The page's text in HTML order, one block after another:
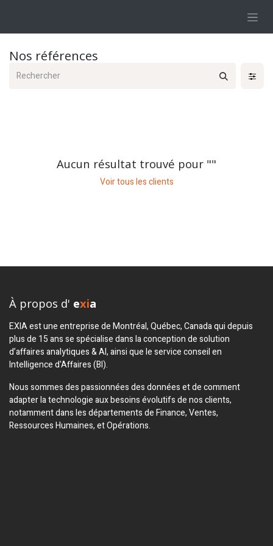
Nos références
Aucun résultat trouvé pour ""
Voir tous les clients
À propos d' exia
EXIA est une entreprise de Montréal, Québec, Canada qui depuis
plus de 15 ans se spécialise dans la conception de solution
d’affaires analytiques & AI, ainsi que le service conseil en
Intelligence d'Affaires (BI).
Nous sommes des passionnées des données et de comment
adapter la technologie aux besoins évolutifs de nos clients,
notamment dans les départements de Finance, Ventes,
Ressources Humaines, et Opérations.